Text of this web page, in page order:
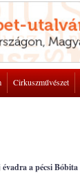
Cirkuszművészet
a pécsi Bóbita